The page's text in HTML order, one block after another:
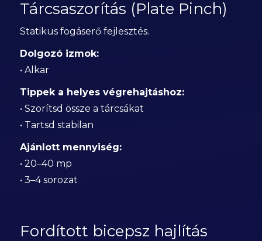
Tárcsaszorítás (Plate Pinch)
Statikus fogáserő fejlesztés.
Dolgozó izmok:
• Alkar
Tippek a helyes végrehajtáshoz:
• Szorítsd össze a tárcsákat
• Tartsd stabilan
Ajánlott mennyiség:
• 20–40 mp
• 3–4 sorozat
Fordított bicepsz hajlítás